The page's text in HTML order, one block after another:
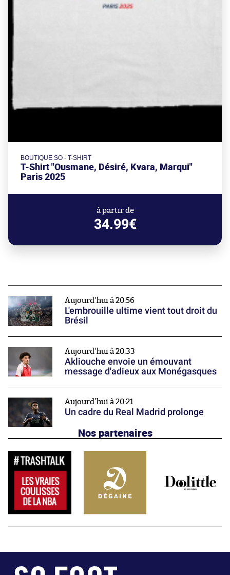
BOUTIQUE SO - T-SHIRT
T-Shirt "Ousmane, Désiré, Kvara, Marqui"
Paris 2025
à partir de
34.99€
Aujourd'hui à 20:56
L'embrouille ultime vient tout droit du
Brésil
Aujourd'hui à 20:33
Akliouche envoie un émouvant
message d'adieux aux Monégasques
Aujourd'hui à 20:21
Un cadre du Real Madrid prolonge
Nos partenaires